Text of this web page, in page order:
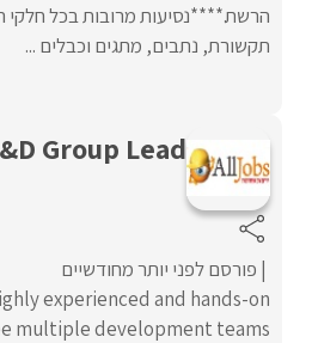
הרשת.****נסיעות מרובות בכל
תקשורת, נתבים, מתגים וכבלים ...
Group Lead
פורסם לפני יותר מחודשיים
experienced and hands-on
multiple development teams